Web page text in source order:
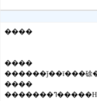
����
����
����